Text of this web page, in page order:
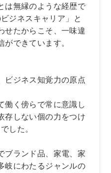
は無縁のような経歴で
ジネスキャリア」と
せたからこそ、一味違
ができています。
ビジネス知覚力の原点
働く傍らで常に意識し
存しない個の力をつけ
した。
ブランド品、家電、家
岐にわたるジャンルの